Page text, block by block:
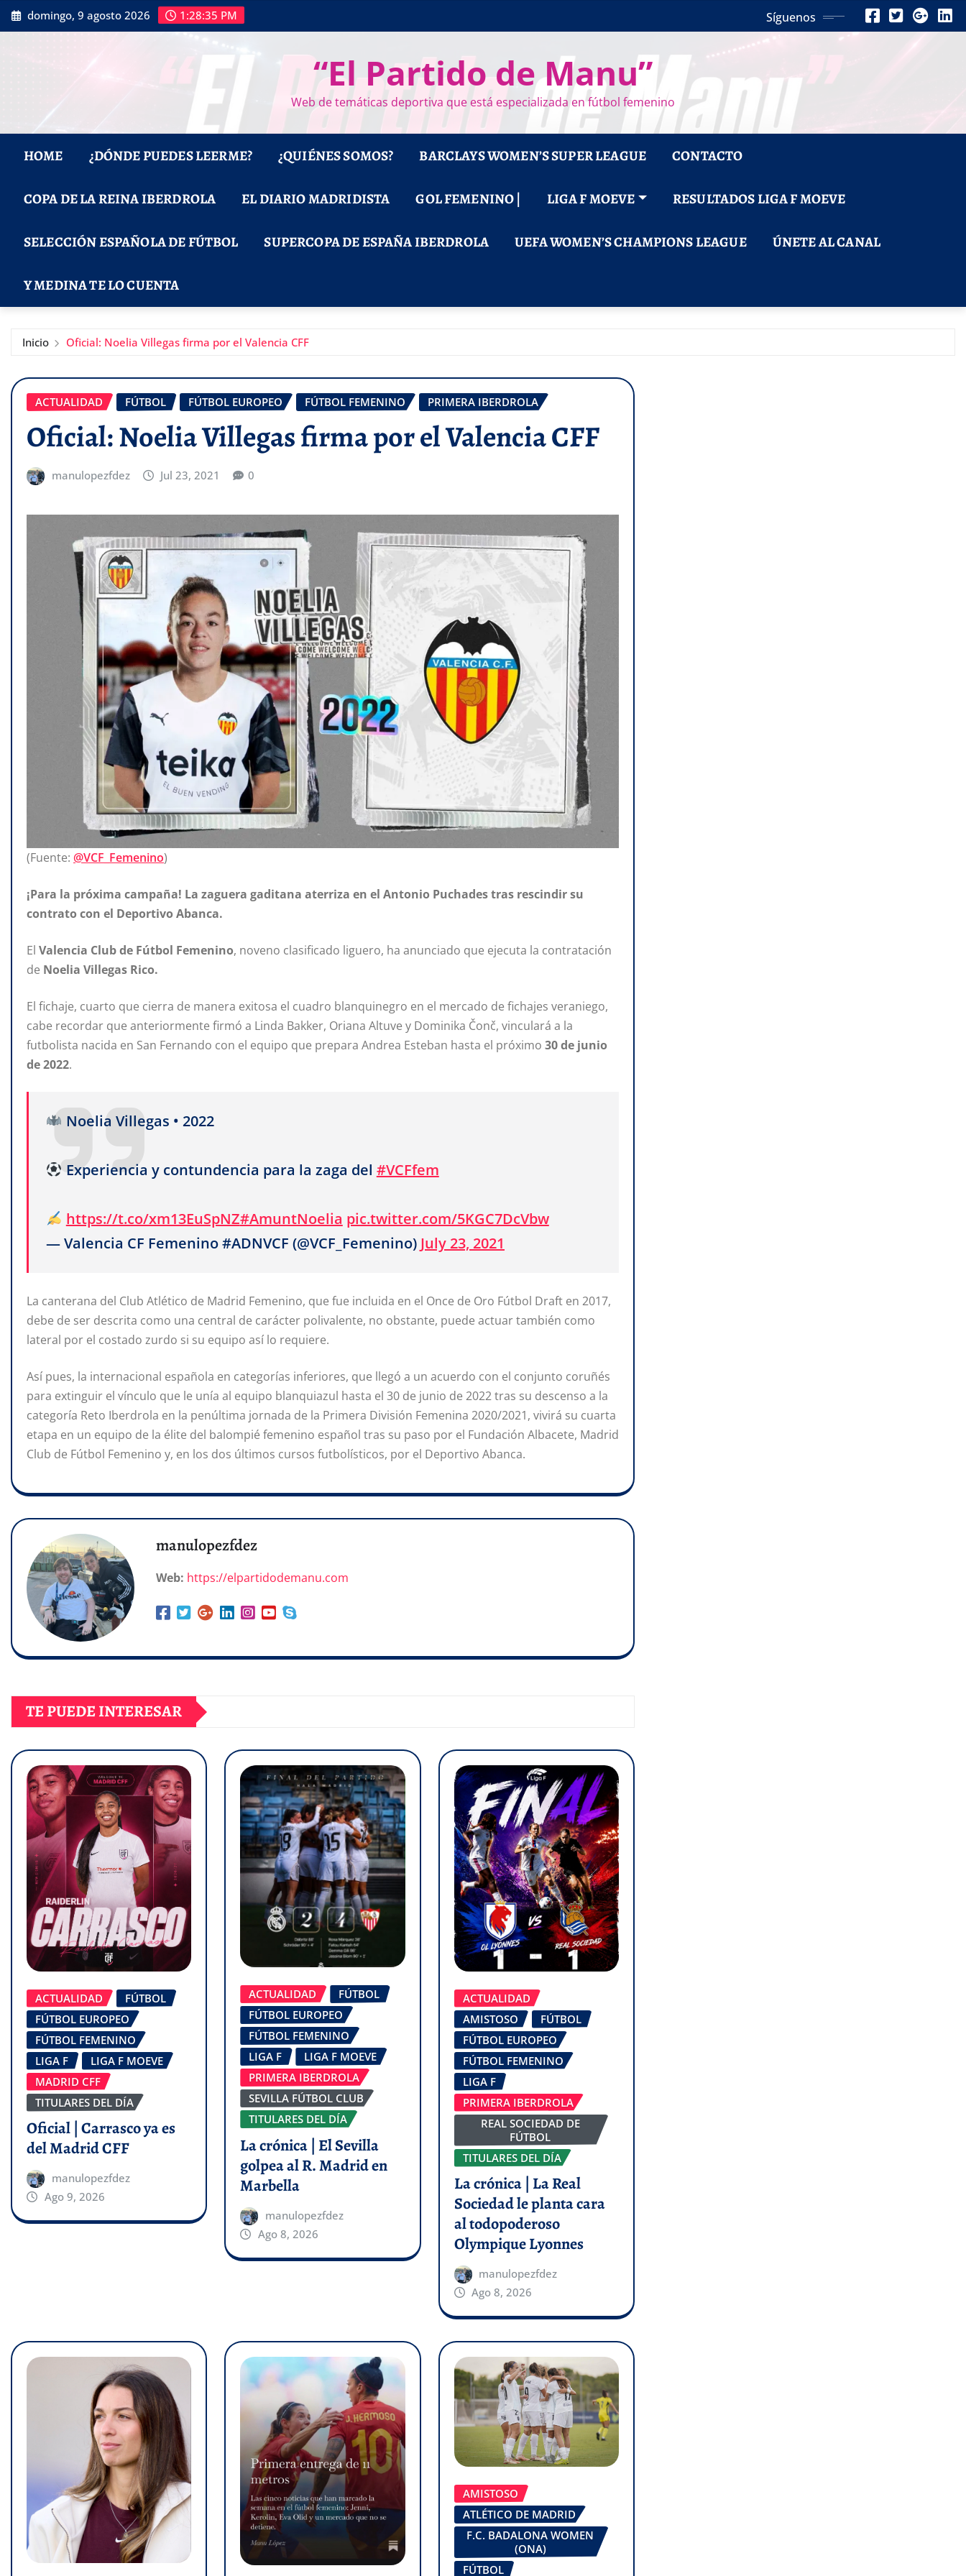
Saltar
al
domingo, 9 agosto 2026 1:28:37 PM Síguenos
“El Partido de Manu”
Web de temáticas deportiva que está especializada en fútbol femenino
HOME ¿DÓNDE PUEDES LEERME? ¿QUIÉNES SOMOS? BARCLAYS WOMEN’S SUPER LEAGUE CONTACTO
COPA DE LA REINA IBERDROLA EL DIARIO MADRIDISTA GOL FEMENINO | LIGA F MOEVE RESULTADOS LIGA F MOEVE
SELECCIÓN ESPAÑOLA DE FÚTBOL SUPERCOPA DE ESPAÑA IBERDROLA UEFA WOMEN’S CHAMPIONS LEAGUE ÚNETE AL CANAL
Y MEDINA TE LO CUENTA
Inicio Oficial: Noelia Villegas firma por el Valencia CFF
ACTUALIDAD FÚTBOL FÚTBOL EUROPEO FÚTBOL FEMENINO PRIMERA IBERDROLA
Oficial: Noelia Villegas firma por el Valencia CFF
manulopezfdez Jul 23, 2021 0
(Fuente: @VCF_Femenino)
¡Para la próxima campaña! La zaguera gaditana aterriza en el Antonio Puchades tras rescindir su
contrato con el Deportivo Abanca.
El Valencia Clubde Fútbol Femenino, noveno clasificado liguero, ha anunciado que ejecuta la contratación
de Noelia Villegas Rico.
El fichaje, cuarto que cierra de manera exitosa el cuadro blanquinegro en el mercado de fichajes veraniego,
cabe recordar que anteriormente firmó a Linda Bakker, Oriana Altuve y Dominika Čonč, vinculará a la
futbolista nacida en San Fernando con el equipo que prepara Andrea Esteban hasta el próximo 30de junio
de2022.
Noelia Villegas • 2022
Experiencia y contundencia para la zaga del #VCFfem
https://t.co/xm13EuSpNZ#AmuntNoelia pic.twitter.com/5KGC7DcVbw
— Valencia CF Femenino #ADNVCF (@VCF_Femenino) July 23, 2021
La canterana del Club Atlético de Madrid Femenino, que fue incluida en el Once de Oro Fútbol Draft en 2017,
debe de ser descrita como una central de carácter polivalente, no obstante, puede actuar también como
lateral por el costado zurdo si su equipo así lo requiere.
Así pues, la internacional española en categorías inferiores, que llegó a un acuerdo con el conjunto coruñés
para extinguir el vínculo que le unía al equipo blanquiazul hasta el 30 de junio de 2022 tras su descenso a la
categoría Reto Iberdrola en la penúltima jornada de la Primera División Femenina 2020/2021, vivirá su cuarta
etapa en un equipo de la élite del balompié femenino español tras su paso por el Fundación Albacete, Madrid
Club de Fútbol Femenino y, en los dos últimos cursos futbolísticos, por el Deportivo Abanca.
manulopezfdez
Web: https://elpartidodemanu.com
TE PUEDE INTERESAR
ACTUALIDAD
FÚTBOL
FÚTBOL EUROPEO
FÚTBOL FEMENINO
LIGA F
LIGA F MOEVE
MADRID CFF
TITULARES DEL DÍA
Oficial | Carrasco ya es
del Madrid CFF
manulopezfdez
Ago 9, 2026
ACTUALIDAD
FÚTBOL
FÚTBOL EUROPEO
FÚTBOL FEMENINO
LIGA F
LIGA F MOEVE
PRIMERA IBERDROLA
SEVILLA FÚTBOL CLUB
TITULARES DEL DÍA
La crónica | El Sevilla
golpea al R. Madrid en
Marbella
manulopezfdez
Ago 8, 2026
ACTUALIDAD
AMISTOSO
FÚTBOL
FÚTBOL EUROPEO
FÚTBOL FEMENINO
LIGA F
PRIMERA IBERDROLA
REAL SOCIEDAD DE
FÚTBOL
TITULARES DEL DÍA
La crónica | La Real
Sociedad le planta cara
al todopoderoso
Olympique Lyonnes
manulopezfdez
Ago 8, 2026
AMISTOSO
ATLÉTICO DE MADRID
F.C. BADALONA WOMEN
(ONA)
FÚTBOL